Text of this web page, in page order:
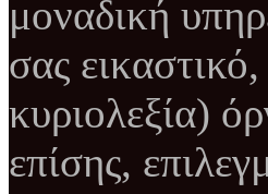
μοναδική
σας
κυριολεξία)
επίσης,